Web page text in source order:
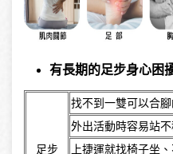
有長期的足步身心困
足步
找不到一雙可以合
外出活動時容易站
上捷運就找椅子坐